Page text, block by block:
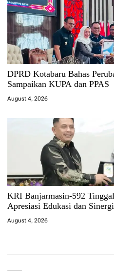
DPRD Kotabaru Bahas
Sampaikan KUPA dan PPAS
August 4, 2026
KRI Banjarmasin-592
Apresiasi Edukasi dan
August 4, 2026